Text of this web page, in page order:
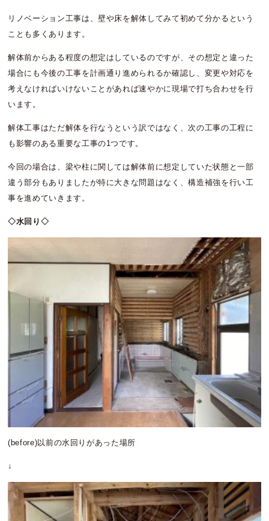
リノベーション工事は、壁や床を解体してみて初めて分かるという
ことも多くあります。
解体前からある程度の想定はしているのですが、その想定と違った
場合にも今後の工事を計画通り進められるか確認し、変更や対応を
考えなければいけないことがあれば速やかに現場で打ち合わせを行
います。
解体工事はただ解体を行なうという訳ではなく、次の工事の工程に
も影響のある重要な工事の1つです。
今回の場合は、梁や柱に関しては解体前に想定していた状態と一部
違う部分もありましたが特に大きな問題はなく、構造補強を行い工
事を進めていきます。
◇水回り◇
(before)以前の水回りがあった場所
↓